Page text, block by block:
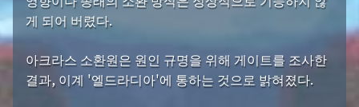
게 되어 버렸다.
아크라스 소환원은 원인 규명을 위해 게이트를 조사한
결과, 이계 '엘드라디아'에 통하는 것으로 밝혀졌다.